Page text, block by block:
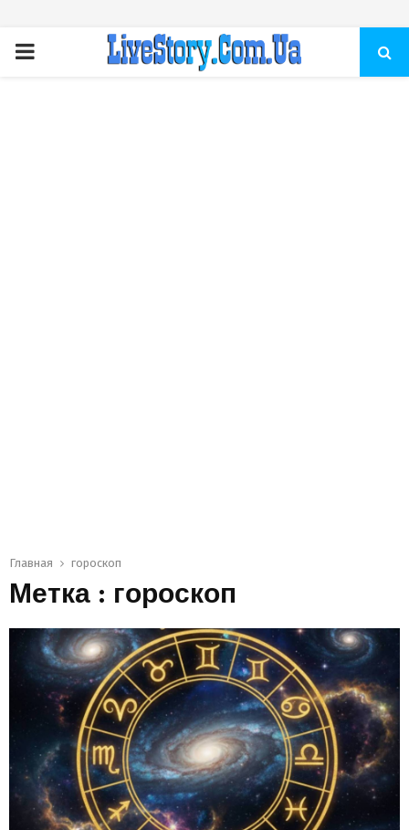
ПЕРВИЧНОЕ
Главная гороскоп
Метка : гороскоп